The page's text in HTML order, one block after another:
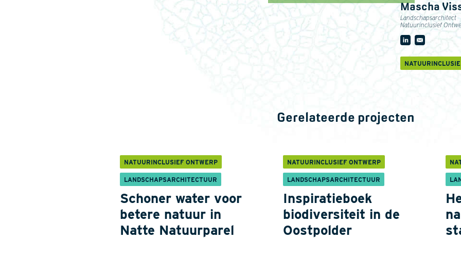
Mascha
Landschapsarchitect
Natuurinclusief
Gerelateerde projecten
NATUURINCLUSIEF ONTWERP
LANDSCHAPSARCHITECTUUR
Schoner water voor
betere natuur in
Natte Natuurparel
NATUURINCLUSIEF ONTWERP
LANDSCHAPSARCHITECTUUR
Inspiratieboek
biodiversiteit in de
Oostpolder